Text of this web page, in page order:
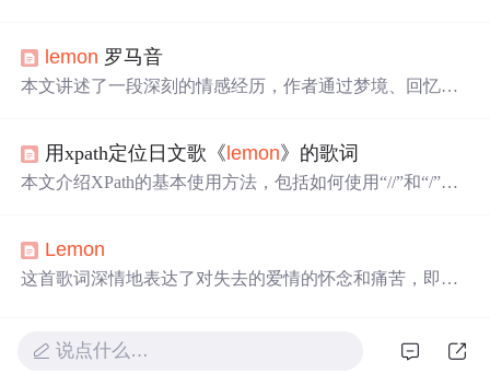
解析帮助旅行者们在游戏中重现这首动人旋律。
lemon 罗马音
本文讲述了一段深刻的情感经历，作者通过梦境、回忆与
光 ，即使在分离后，对方依然是生命中的光芒
用xpath定位日文歌《 lemon》的歌词
本文介绍XPath的基本使用方法，包括如何使用“//”和“/”获
曲《lemon
Lemon
这首歌词深情地表达了对失去的爱情的怀念和痛苦，即使
忆，都构成了主人公内心世界的深刻印记。
说点什么…